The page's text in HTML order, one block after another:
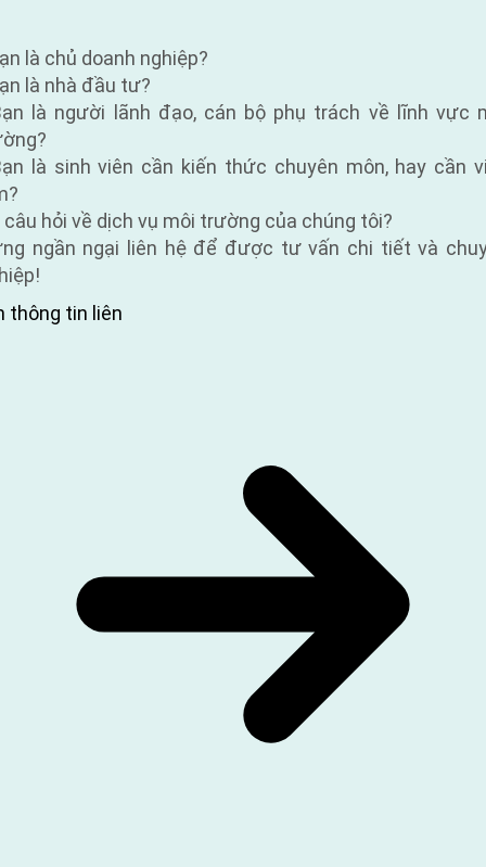
là chủ doanh nghiệp?
là nhà đầu tư?
là người lãnh đạo, cán bộ phụ trách về lĩnh vực
là sinh viên cần kiến thức chuyên môn, hay cần
câu hỏi về dịch vụ môi trường của chúng tôi?
ngần ngại liên hệ để được tư vấn chi tiết và
thông tin liên